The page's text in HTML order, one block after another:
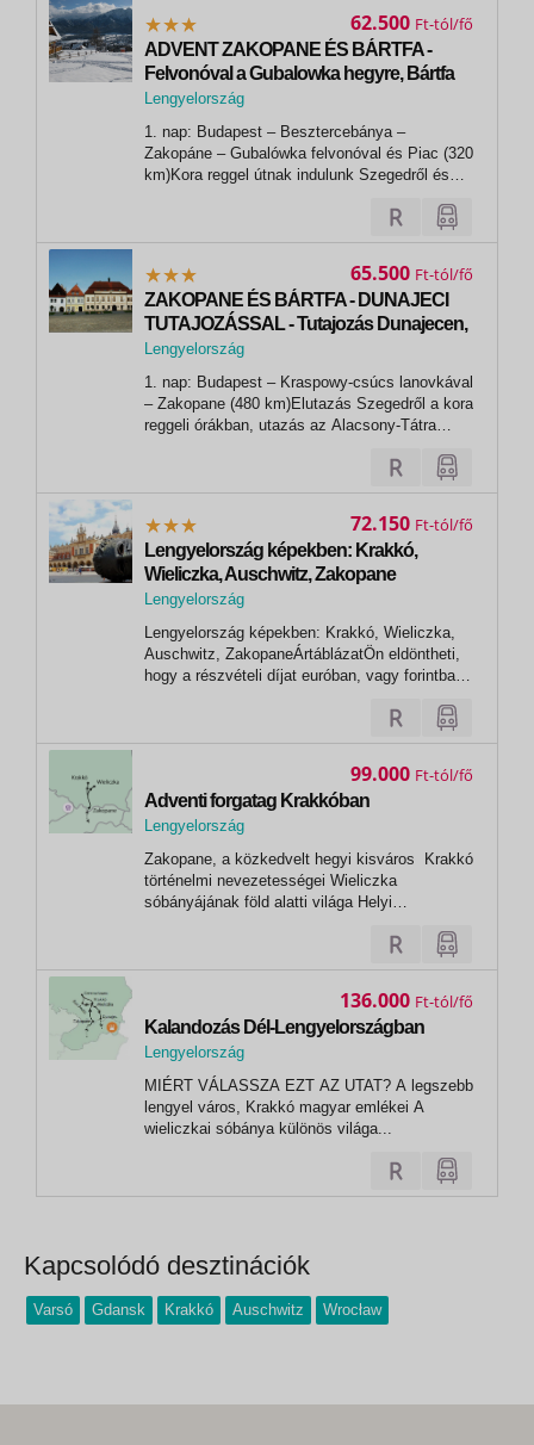
ADVENT ZAKOPANE ÉS BÁRTFA -
Felvonóval a Gubalowka hegyre, Bártfa
és Kassa történelmi belvárosa
Lengyelország
Zakopane
1. nap: Budapest – Besztercebánya –
Zakopáne – Gubalówka felvonóval és Piac (320
km)Kora reggel útnak indulunk Szegedről és
Szlovákiába, az Alacsony-Tátra vidékére.
Besztercebányán rövid pihenőt tartunk,
vára...
62.500 Ft
ZAKOPANE ÉS BÁRTFA - DUNAJECI
TUTAJOZÁSSAL - Tutajozás Dunajecen,
felvonóval a Gubalówka-hegyre és a
Kraspowy csúcsra
Lengyelország
Zakopane
1. nap: Budapest – Kraspowy-csúcs lanovkával
– Zakopane (480 km)Elutazás Szegedről a kora
reggeli órákban, utazás az Alacsony-Tátra
méter magasságaiba (felvonójegy!). A
Kraspowy-csúcsra igyekszünk (az 1-2 órás
65.500 Ft
Lengyelország képekben: Krakkó,
Wieliczka, Auschwitz, Zakopane
Lengyelország
Zakopane
Lengyelország képekben: Krakkó, Wieliczka,
Auschwitz, ZakopaneÁrtáblázatÖn eldöntheti,
hogy a részvételi díjat euróban, vagy forintban
Krakkó, Wieliczka, Auschwitz, Zakopane 3
72.150 Ft
Adventi forgatag Krakkóban
Lengyelország
Zakopane
Zakopane, a közkedvelt hegyi kisváros Krakkó
történelmi nevezetességei Wieliczka
sóbányájának föld alatti világa Helyi
99.000 Ft
Kalandozás Dél-Lengyelországban
Lengyelország
Zakopane
MIÉRT VÁLASSZA EZT AZ UTAT? A legszebb
lengyel város, Krakkó magyar emlékei A
wieliczkai sóbánya különös világa...
136.000 Ft
Kapcsolódó desztinációk
Varsó Gdansk Krakkó Auschwitz Wrocław